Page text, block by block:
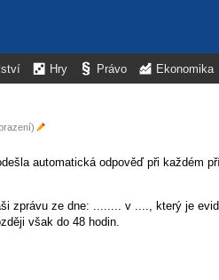
Hry Právo Ekonomika
automatická odpověď při každém
zprávu ze dne: ........ v ...., který je
však do 48 hodin.